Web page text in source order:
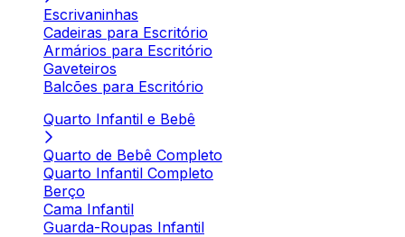
Escrivaninhas
Cadeiras para Escritório
Armários para Escritório
Gaveteiros
Balcões para Escritório
Quarto Infantil e Bebê
Quarto de Bebê Completo
Quarto Infantil Completo
Berço
Cama Infantil
Guarda-Roupas Infantil